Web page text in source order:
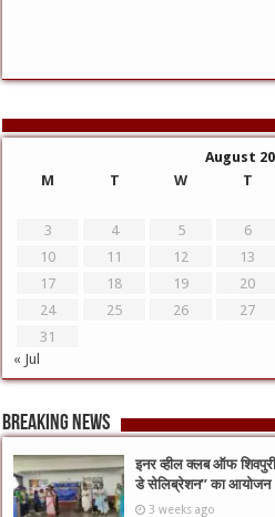
August
M
T W T
3
4 5 6
10
11 12 13
17
18 19 20
24
25 26 27
31
« Jul
Breaking News
इनर व्हील क्लब ऑफ शिवपुरी
डे सेलिब्रेशन” का आयोजन
3 weeks ago